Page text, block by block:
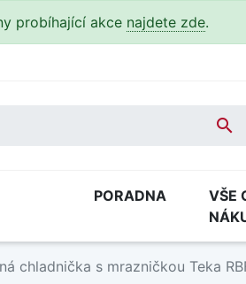
probíhající akce najdete zde.

PORADNA
VŠE
chladnička s mrazničkou Teka